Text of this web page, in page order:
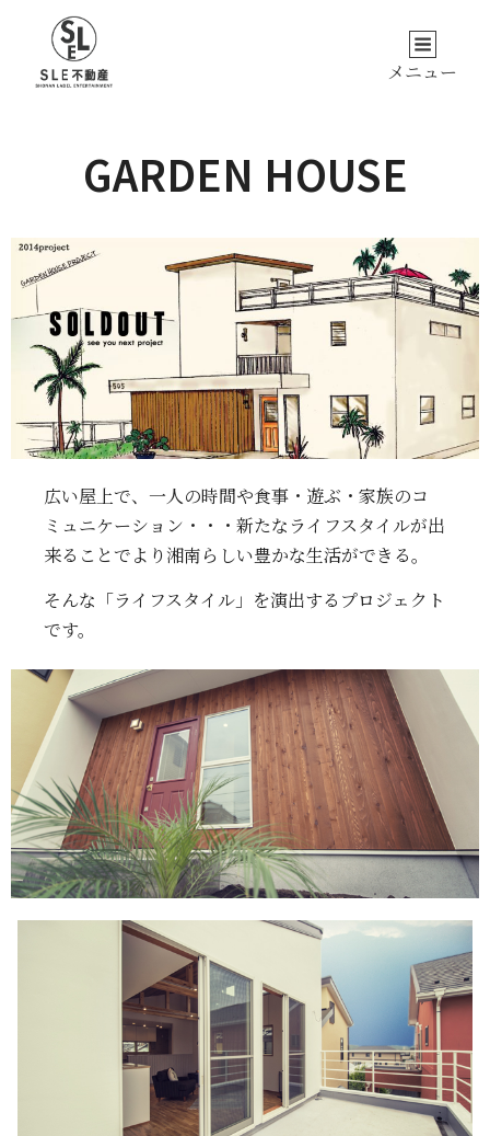
伊勢原市/湘南エリアの不動産売買・仲介な
らSLE不動産 | 湘南レーベル株式会社
メニュー
GARDEN HOUSE
広い屋上で、一人の時間や食事・遊ぶ・家族のコ
ミュニケーション・・・新たなライフスタイルが出
来ることでより湘南らしい豊かな生活ができる。
そんな「ライフスタイル」を演出するプロジェクト
です。